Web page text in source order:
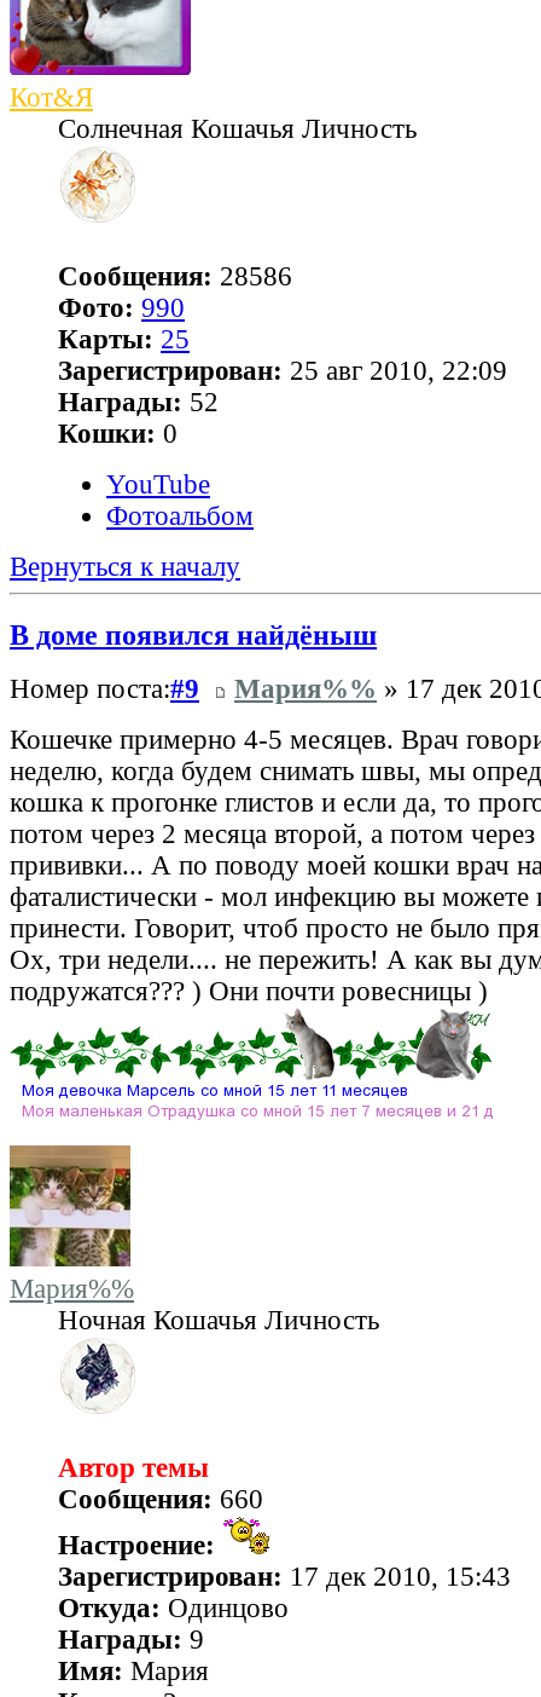
Кот&Я
Солнечная Кошачья Личность
Сообщения: 28586
Фото: 990
Карты: 25
Зарегистрирован: 25 авг 2010, 22:09
Награды: 52
Кошки: 0
YouTube
Фотоальбом
Вернуться к началу
В доме появился найдёныш
Номер поста:#9 Мария%% » 17 дек
Кошечке примерно 4-5 месяцев. Врач
неделю, когда будем снимать швы, мы
кошка к прогонке глистов и если да, то
потом через 2 месяца второй, а потом
прививки... А по поводу моей кошки врач
фаталистически - мол инфекцию вы можете
принести. Говорит, чтоб просто не было
Ох, три недели.... не пережить! А как вы
подружатся??? ) Они почти ровесницы )
Мария%%
Ночная Кошачья Личность
Автор темы
Сообщения: 660
Настроение:
Зарегистрирован: 17 дек 2010, 15:43
Откуда: Одинцово
Награды: 9
Имя: Мария